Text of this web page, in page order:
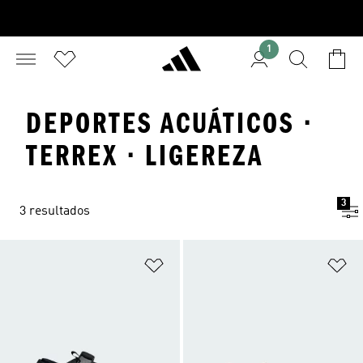
1
DEPORTES ACUÁTICOS ·
TERREX · LIGEREZA
3 resultados
3